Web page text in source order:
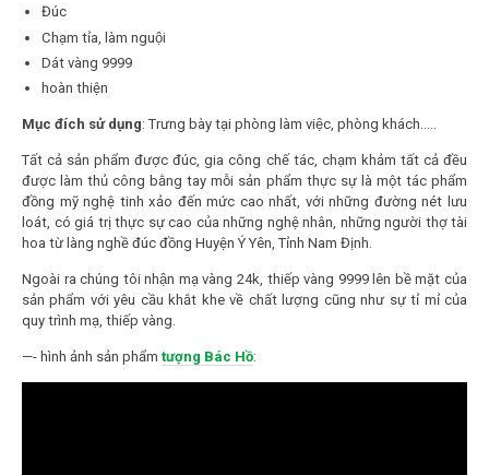
Đúc
Chạm tỉa, làm nguội
Dát vàng 9999
hoàn thiện
Mục đích sử dụng: Trưng bày tại phòng làm việc, phòng khách…..
Tất cả sản phẩm được đúc, gia công chế tác, chạm khảm tất cả đều
được làm thủ công bằng tay mỗi sản phẩm thực sự là một tác phẩm
đồng mỹ nghệ tinh xảo đến mức cao nhất, với những đường nét lưu
loát, có giá trị thực sự cao của những nghệ nhân, những người thợ tài
hoa từ làng nghề đúc đồng Huyện Ý Yên, Tỉnh Nam Định.
Ngoài ra chúng tôi nhận mạ vàng 24k, thiếp vàng 9999 lên bề mặt của
sản phẩm với yêu cầu khắt khe về chất lượng cũng như sự tỉ mỉ của
quy trình mạ, thiếp vàng.
—- hình ảnh sản phẩm tượng Bác Hồ: